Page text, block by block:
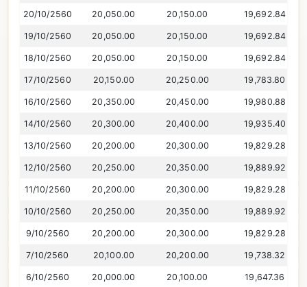
20/10/2560 20,050.00 20,150.00 19,692.84
19/10/2560 20,050.00 20,150.00 19,692.84
18/10/2560 20,050.00 20,150.00 19,692.84
17/10/2560 20,150.00 20,250.00 19,783.80
16/10/2560 20,350.00 20,450.00 19,980.88
14/10/2560 20,300.00 20,400.00 19,935.40
13/10/2560 20,200.00 20,300.00 19,829.28
12/10/2560 20,250.00 20,350.00 19,889.92
11/10/2560 20,200.00 20,300.00 19,829.28
10/10/2560 20,250.00 20,350.00 19,889.92
9/10/2560 20,200.00 20,300.00 19,829.28
7/10/2560 20,100.00 20,200.00 19,738.32
6/10/2560 20,000.00 20,100.00 19,647.36